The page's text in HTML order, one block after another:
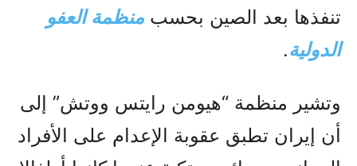
تنفذها بعد الصين بحسب منظمة العفو
الدولية.
وتشير منظمة “هيومن رايتس ووتش” إلى
أن إيران تطبق عقوبة الإعدام على الأفراد